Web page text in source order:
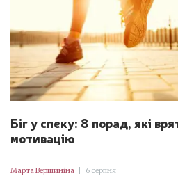
Біг у спеку: 8 порад, які
мотивацію
Марта Вершиніна 6 серпня